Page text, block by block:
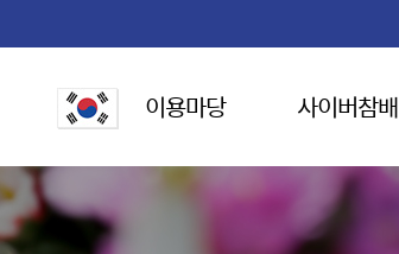
이용마당 사이버참배